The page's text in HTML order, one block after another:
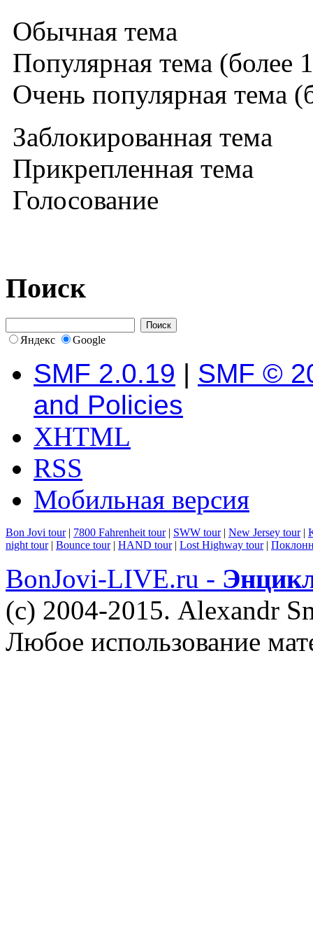
Обычная тема
Популярная тема (более
Очень популярная тема
Заблокированная тема
Прикрепленная тема
Голосование
Поиск
Яндекс Google
SMF 2.0.19 | SMF ©
and Policies
XHTML
RSS
Мобильная версия
Bon Jovi tour| 7800 Fahrenheit tour| SWW tour| New Jersey tour|
night tour| Bounce tour| HAND tour| Lost Highway tour|
BonJovi-LIVE.ru -
(c) 2004-2015. Alexandr
Любое использование